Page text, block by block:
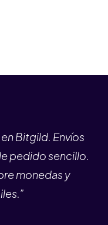
Bitgild. Envíos
pedido sencillo.
monedas y